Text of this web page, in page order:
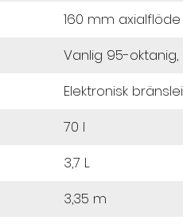
160 mm axialflöde
Vanlig 95-
Elektronisk
70 l
3,7 L
3,35 m